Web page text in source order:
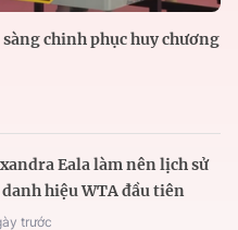
chinh phục huy chương
Eala làm nên lịch sử
hiệu WTA đầu tiên
trước